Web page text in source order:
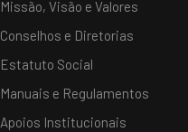
Missão, Visão e Valores
Conselhos e Diretorias
Estatuto Social
Manuais e Regulamentos
Apoios Institucionais